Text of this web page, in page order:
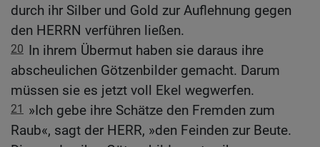
durch ihr Silber und Gold zur Auflehnung gegen
den HERRN verführen ließen.
20 In ihrem Übermut haben sie daraus ihre
abscheulichen Götzenbilder gemacht. Darum
müssen sie es jetzt voll Ekel wegwerfen.
21
»Ich gebe ihre Schätze den Fremden zum
Raub«, sagt der HERR, »den Feinden zur Beute.